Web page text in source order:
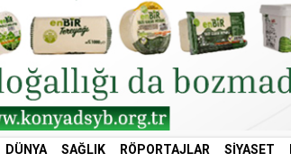
DÜNYA SAĞLIK RÖPORTAJLAR SIYASET